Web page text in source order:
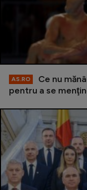
AS.RO
Ce nu
pentru a se